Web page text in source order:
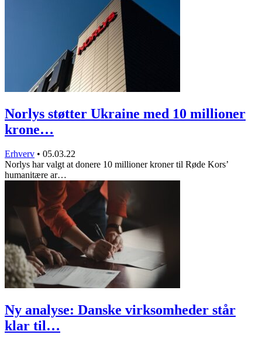
Norlys støtter Ukraine med 10 millioner
krone…
Erhverv • 05.03.22
Norlys har valgt at donere 10 millioner kroner til Røde Kors’
humanitære ar…
Ny analyse: Danske virksomheder står
klar til…